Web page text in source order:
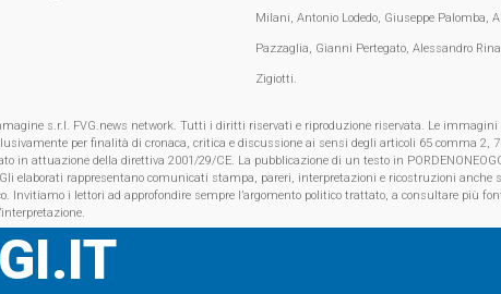
Milani, Antonio Lodedo, Giuseppe Palomba,
Pazzaglia, Gianni Pertegato, Alessandro
Zigiotti.
s.r.l. FVG.news network. Tutti i diritti riservati e riproduzione riservata. Le immagini
per finalità di cronaca, critica e discussione ai sensi degli articoli 65 comma 2,
in attuazione della direttiva 2001/29/CE. La pubblicazione di un testo in
elaborati rappresentano comunicati stampa, pareri, interpretazioni e ricostruzioni anche
Invitiamo i lettori ad approfondire sempre l’argomento politico trattato, a consultare più